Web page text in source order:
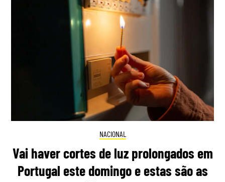
NACIONAL
Vai haver cortes de luz prolongados em
Portugal este domingo e estas são as